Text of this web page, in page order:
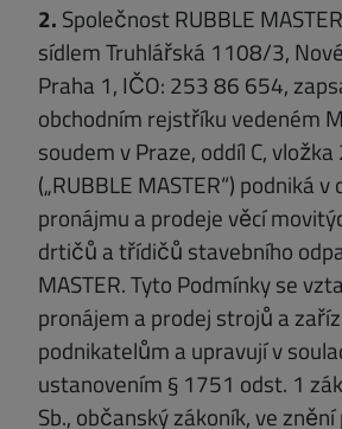
2. Společnost RUBBLE
sídlem Truhlářská 1108/3,
Praha 1, IČO: 253 86 654,
obchodním rejstříku vedeném
soudem v Praze, oddíl C,
(„RUBBLE MASTER“) podniká v
pronájmu a prodeje věcí
drtičů a třídičů stavebního
MASTER. Tyto Podmínky se
pronájem a prodej strojů a
podnikatelům a upravují v
ustanovením § 1751 odst. 1
Sb., občanský zákoník, ve